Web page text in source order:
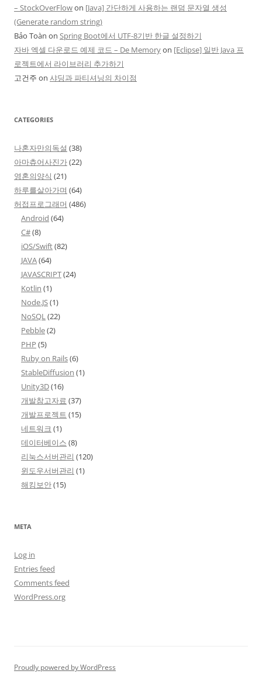
– StockOverFlowon [Java] 간단하게 사용하는 랜덤 문자열 생성
(Generate random string)
Bảo Toàn on Spring Boot에서 UTF-8기반 한글 설정하기
자바 엑셀 다운로드 예제 코드 – De Memoryon [Eclipse] 일반 Java 프
로젝트에서 라이브러리 추가하기
고건주 on 샤딩과 파티셔닝의 차이점
CATEGORIES
나혼자만의독설 (38)
아마츄어사진가(22)
영혼의양식 (21)
하루를살아가며 (64)
허접프로그래머 (486)
Android (64)
C#(8)
iOS/Swift(82)
JAVA(64)
JAVASCRIPT(24)
Kotlin (1)
Node.JS(1)
NoSQL(22)
Pebble(2)
PHP (5)
Ruby on Rails(6)
StableDiffusion (1)
Unity3D(16)
개발참고자료 (37)
개발프로젝트 (15)
네트워크 (1)
데이터베이스 (8)
리눅스서버관리 (120)
윈도우서버관리 (1)
해킹보안(15)
META
Log in
Entries feed
Comments feed
WordPress.org
Proudly powered by WordPress